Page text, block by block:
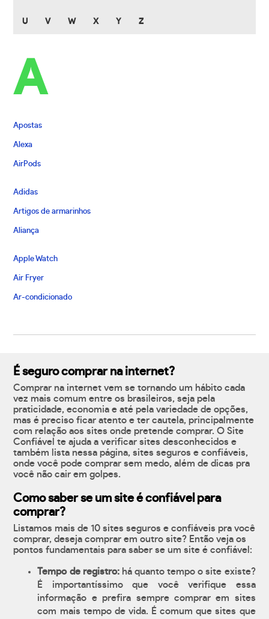
U V W X Y Z
A
Apostas
Alexa
AirPods
Adidas
Artigos de armarinhos
Aliança
Apple Watch
Air Fryer
Ar-condicionado
É seguro comprar na internet?
Comprar na internet vem se tornando um hábito cada
vez mais comum entre os brasileiros, seja pela
praticidade, economia e até pela variedade de opções,
mas é preciso ficar atento e ter cautela, principalmente
com relação aos sites onde pretende comprar. O Site
Confiável te ajuda a verificar sites desconhecidos e
também lista nessa página, sites seguros e confiáveis,
onde você pode comprar sem medo, além de dicas pra
você não cair em golpes.
Como saber se um site é confiável para
comprar?
Listamos mais de 10 sites seguros e confiáveis pra você
comprar, deseja comprar em outro site? Então veja os
pontos fundamentais para saber se um site é confiável:
Tempo de registro:há quanto tempo o site existe?
É importantíssimo que você verifique essa
informação e prefira sempre comprar em sites
com mais tempo de vida. É comum que sites que